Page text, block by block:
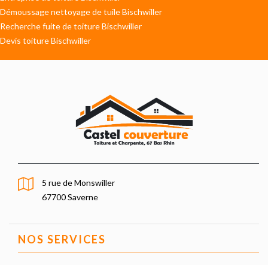
Démoussage nettoyage de tuile Bischwiller
Recherche fuite de toiture Bischwiller
Devis toiture Bischwiller
5 rue de Monswiller
67700 Saverne
NOS SERVICES